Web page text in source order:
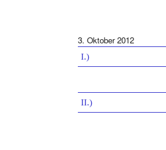
3. Oktober 2012
I.)
II.)